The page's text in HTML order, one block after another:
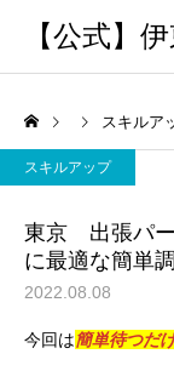
【公式】
ング
スキルア
スキルアップ
東京 出張パ
に最適な簡単
2022.08.08
今回は簡単待つだ